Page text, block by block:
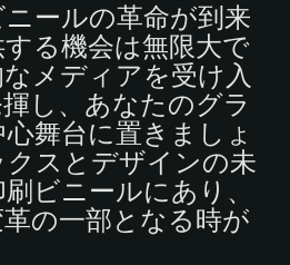
ールの革命が到来
る機会は無限大で
メディアを受け入
し、あなたのグラ
舞台に置きましょ
クスとデザインの未
ビニールにあり、
の一部となる時が